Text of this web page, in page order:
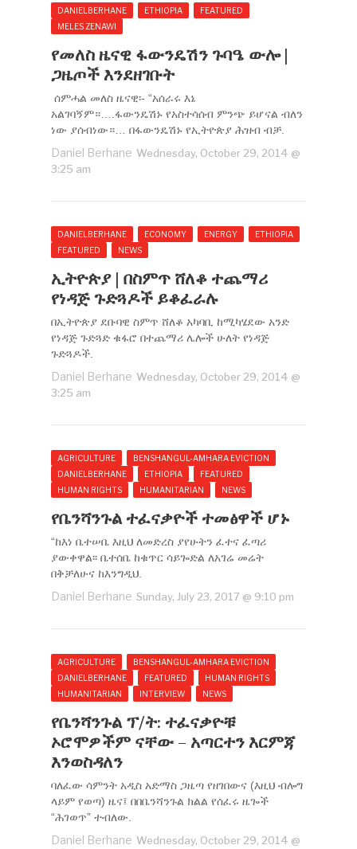
DANIELBERHANE ETHIOPIA
FEATURED
MELES ZENAWI
የመለስ ዜናዊ ፋውንዴሽን ጉባዔ ውሎ |
ጋዜጦች እንደዘገቡት
ሰምሓል መለስ ዜናዊ፡- “አሰራሩ እኔ
አልገባኝም።….ፋውንዴሽኑ የአስተሳሰብ ምንጭ ይሆናል ብለን
ነው ያሰብነው።… በፋውንዴሽኑ የኢትዮጵያ ሕዝብ ብቻ.
Daniel Berhane Wednesday, October 29, 2014 @
3:25 am
DANIELBERHANE ECONOMY ENERGY
ETHIOPIA
FEATURED
NEWS
ኢትዮጵያ | በስምጥ ሸለቆ ተጨማሪ
የነዳጅ ጉድጓዶች ይቆፈራሉ
በኢትዮጵያ ደቡባዊ ስምጥ ሸለቆ አካባቢ ከሚካሄደው አንድ
የነዳጅ ጉድጓድ ቁፋሮ በተጨማሪ ሌሎች ሁለት የነዳጅ
ጉድጓዶች.
Daniel Berhane Wednesday, October 29, 2014 @
3:25 am
AGRICULTURE
BENSHANGUL-AMHARA EVICTION
DANIELBERHANE
ETHIOPIA
FEATURED
HUMAN RIGHTS
HUMANITARIAN NEWS
የቤንሻንጉል ተፈናቃዮች ተመፅዋች ሆኑ
“ከእነ ቤተሠቤ እዚህ ለመድረስ ያየሁትን ፈተና ፈጣሪ
ያውቀዋል፡፡ ቤተሰቤ ከቁጥር ሳይጐድል ለአገሬ መሬት
በቅቻለሁና ከእንግዲህ.
Daniel Berhane Sunday, July 23, 2017 @ 9:10 pm
AGRICULTURE
BENSHANGUL-AMHARA EVICTION
DANIELBERHANE
FEATURED
HUMAN RIGHTS
HUMANITARIAN
INTERVIEW NEWS
የቤንሻንጉል ፕ/ት: ተፈናቃዮቹ
ኦሮሞዎችም ናቸው – አጣርተን እርምጃ
እንወስዳለን
ባለፈው ሳምንት አዲስ አድማስ ጋዜጣ የዘገበውና (እዚህ ብሎግ
ላይም የወጣ) ዜና፤ በበቤንሻንጉል ክልል የሰፈሩ ዜጐች
“ሕገወጥ” ተብለው.
Daniel Berhane Wednesday, October 29, 2014 @